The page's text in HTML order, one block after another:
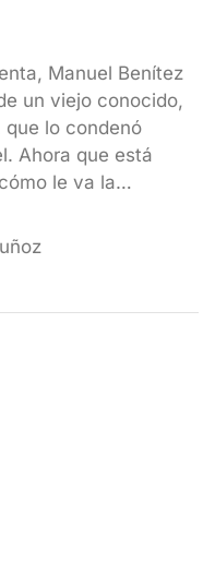
Manuel Benítez
un viejo conocido,
que lo condenó
Ahora que está
le va la…